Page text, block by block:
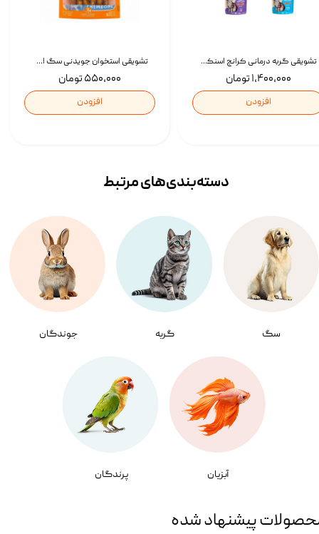
تشویقی استخوان جویدنی سگ اسنکی کرانچی با طعم مرغ Snacky Crunchy Munchy وزن 100 گرم
۵۵۰,۰۰۰ تومان
افزودن
تشویقی گربه درمانی کرانچ اسنکی با طعم میکس Snacky Crunch Cat Treats وزن 60 گرم بسته 4 عددی
۱,۴۰۰,۰۰۰ تومان
افزودن
سگ گربه جوندگان
آبزیان پرندگان
دسته‌بندی‌‌های مرتبط
پیشنهاد شده